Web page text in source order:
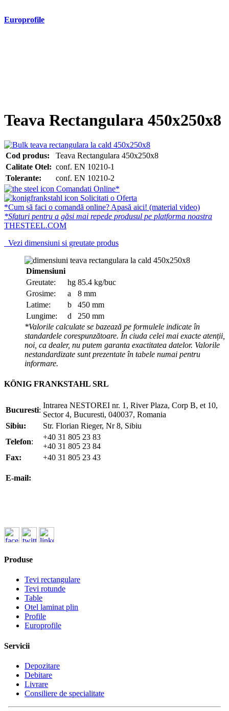
Europrofile
Teava Rectangulara 450x250x8
Cod produs:
Teava Rectangulara 450x250x8
Calitate Otel: conf. EN 10210-1
Tolerante:
conf. EN 10210-2
Comandati Online*
Solicitati o Oferta
*Cum să faci o comandă online? Apasă aici! (material video)
*Sfaturi pentru a găsi mai repede produsul pe platforma noastra
THESTEEL.COM
Vezi dimensiuni si greutate produs
Dimensiuni
Greutate:
hg 85.4 kg/buc
Grosime:
a
8 mm
Latime:
b
450 mm
Lungime:
d
250 mm
*Valorile calculate se bazează pe formulele indicate în
standardele corespunzătoare. În ciuda celei mai exacte atenții,
noi, ca dealer, nu putem garanta exactitatea datelor. Valorile
nestandardizate sunt prezentate în tabele numai pentru
informare.
KÖNIG FRANKSTAHL SRL
Bucuresti:
Intrarea NESTOREI nr. 1, River Plaza, Corp B, et 10,
Sector 4, Bucuresti, 040037, Romania
Sibiu:
Str. Florian Rieger, Nr 8, Sibiu
Telefon:
+40 31 805 23 83
+40 31 805 23 84
Fax:
+40 31 805 23 43
E-mail:
Produse
Tevi rectangulare
Tevi rotunde
Table
Otel laminat plin
Profile
Europrofile
Servicii
Depozitare
Debitare
Livrare
Consiliere de specialitate